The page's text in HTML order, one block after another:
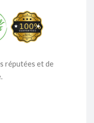
réputées et de